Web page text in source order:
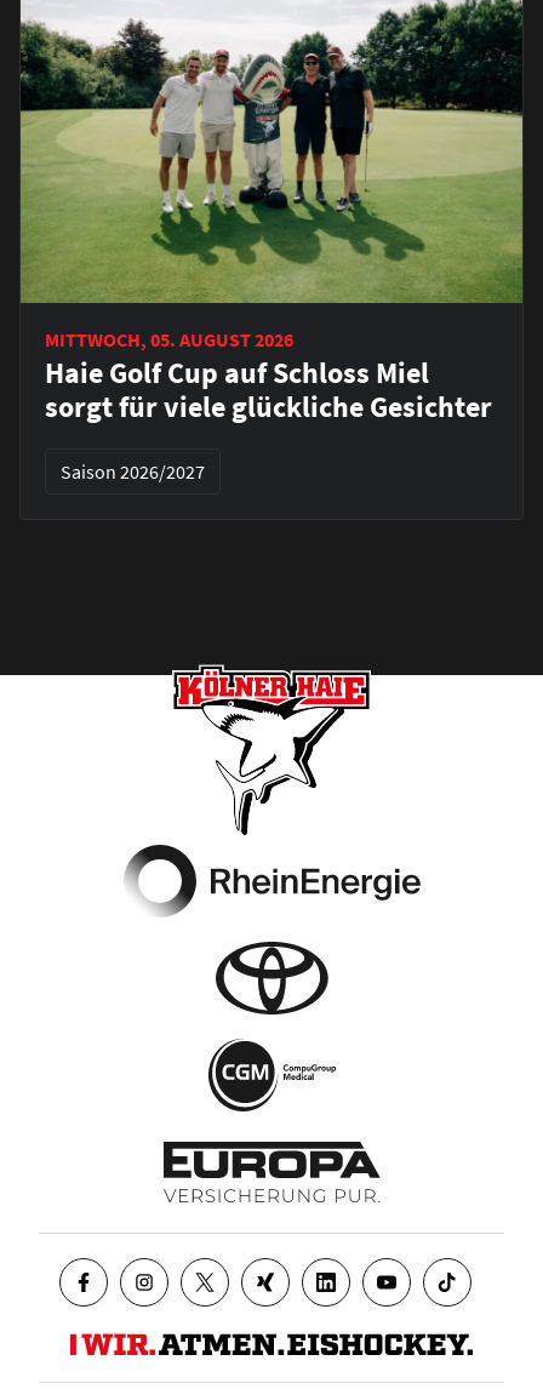
MITTWOCH, 05. AUGUST 2026
Haie Golf Cup auf Schloss Miel
sorgt für viele glückliche Gesichter
Saison 2026/2027